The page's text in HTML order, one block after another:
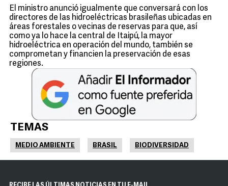
El ministro anunció igualmente que conversará con los
directores de las hidroeléctricas brasileñas ubicadas en
áreas forestales o vecinas de reservas para que, así
como ya lo hace la central de Itaipú, la mayor
hidroeléctrica en operación del mundo, también se
comprometan y financien la preservación de esas
regiones.
TEMAS
MEDIO AMBIENTE BRASIL BIODIVERSIDAD